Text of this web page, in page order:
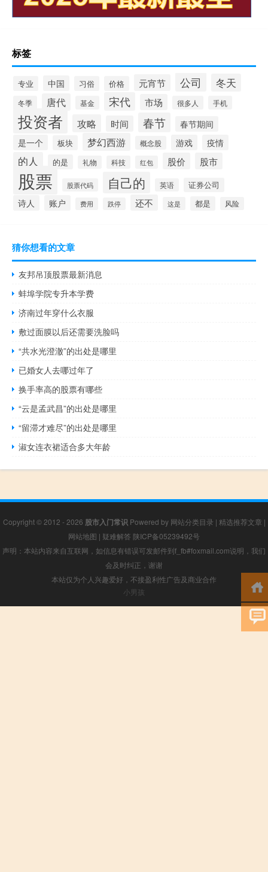
标签
专业 中国 习俗 价格 元宵节 公司 冬天
冬季 唐代 基金 宋代 市场 很多人 手机
投资者 攻略 时间 春节
春节期间
是一个
板块 梦幻西游 概念股 游戏 疫情
的人 的是 礼物 科技 红包 股价 股市
股票 股票代码 自己的 英语 证券公司
诗人 账户 费用 跌停 还不 这是 都是 风险
猜你想看的文章
友邦吊顶股票最新消息
蚌埠学院专升本学费
济南过年穿什么衣服
敷过面膜以后还需要洗脸吗
“共水光澄澈”的出处是哪里
已婚女人去哪过年了
换手率高的股票有哪些
“云是孟武昌”的出处是哪里
“留滞才难尽”的出处是哪里
淑女连衣裙适合多大年龄
Copyright © 2012 - 2026 股市入门常识 Powered by 网站分类目录 | 精选推荐文章 |
网站地图 | 疑难解答 陕ICP备05239492号
声明：本站内容来自互联网，如信息有错误可发邮件到f_fb#foxmail.com说明，我们
会及时纠正，谢谢
本站仅为个人兴趣爱好，不接盈利性广告及商业合作
小男孩